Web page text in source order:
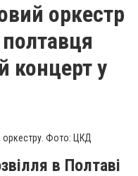
оркестр
концерт у
оркестру. Фото: ЦКД
в Полтаві